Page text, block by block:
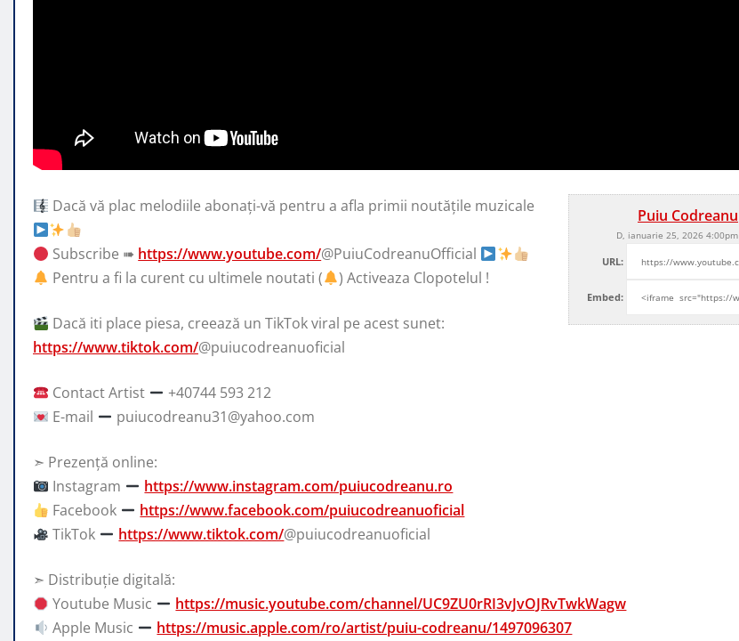
Puiu Codreanu
D, ianuarie 25, 2026 4:00pm
URL:
Embed:
Dacă vă plac melodiile abonați-vă pentru a afla primii noutățile muzicale
Subscribe ➠ https://www.youtube.com/@PuiuCodreanuOfficial
Pentru a fi la curent cu ultimele noutati (
) Activeaza Clopotelul !
Dacă iti place piesa, creează un TikTok viral pe acest sunet:
https://www.tiktok.com/@puiucodreanuoficial
Contact Artist
+40744 593 212
E-mail
puiucodreanu31@yahoo.com
➣ Prezență online:
Instagram
https://www.instagram.com/puiucodreanu.ro
Facebook
https://www.facebook.com/puiucodreanuoficial
TikTok
https://www.tiktok.com/@puiucodreanuoficial
➣ Distribuție digitală:
Youtube Music
https://music.youtube.com/channel/UC9ZU0rRI3vJvOJRvTwkWagw
Apple Music
https://music.apple.com/ro/artist/puiu-codreanu/1497096307